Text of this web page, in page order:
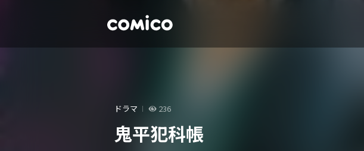
ドラマ 236
鬼平犯科帳